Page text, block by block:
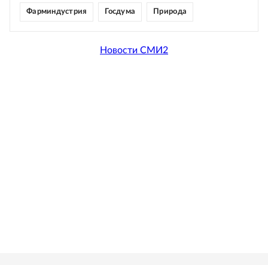
Фарминдустрия Госдума Природа
Новости СМИ2